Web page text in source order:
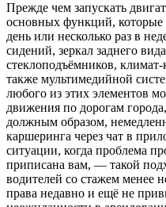
Прежде чем запускать
основных функций, которые
день или несколько раз в
сидений, зеркал заднего
стеклоподъёмников,
также мультимедийной
любого из этих элементов
движения по дорогам
должным образом,
каршеринга через чат в
ситуации, когда проблема
приписана вам, — такой
водителей со стажем менее
права недавно и ещё не